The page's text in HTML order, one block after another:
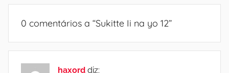
0 comentários a “Sukitte Ii na yo 12”
haxord diz: